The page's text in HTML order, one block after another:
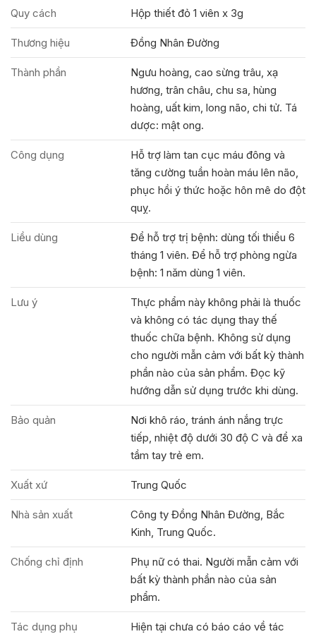
Quy cách Hộp thiết đỏ 1 viên x 3g
Thương hiệu Đồng Nhân Đường
Thành phần
Ngưu hoàng, cao sừng trâu, xạ
hương, trân châu, chu sa, hùng
hoàng, uất kim, long não, chi tử. Tá
dược: mật ong.
Công dụng
Hỗ trợ làm tan cục máu đông và
tăng cường tuần hoàn máu lên não,
phục hồi ý thức hoặc hôn mê do đột
quỵ.
Liều dùng
Để hỗ trợ trị bệnh: dùng tối thiểu 6
tháng 1 viên. Để hỗ trợ phòng ngừa
bệnh: 1 năm dùng 1 viên.
Lưu ý
Thực phẩm này không phải là thuốc
và không có tác dụng thay thế
thuốc chữa bệnh. Không sử dụng
cho người mẫn cảm với bất kỳ thành
phần nào của sản phẩm. Đọc kỹ
hướng dẫn sử dụng trước khi dùng.
Bảo quản
Nơi khô ráo, tránh ánh nắng trực
tiếp, nhiệt độ dưới 30 độ C và để xa
tầm tay trẻ em.
Xuất xứ Trung Quốc
Nhà sản xuất
Công ty Đồng Nhân Đường, Bắc
Kinh, Trung Quốc.
Chống chỉ định
Phụ nữ có thai. Người mẫn cảm với
bất kỳ thành phần nào của sản
phẩm.
Tác dụng phụ
Hiện tại chưa có báo cáo về tác